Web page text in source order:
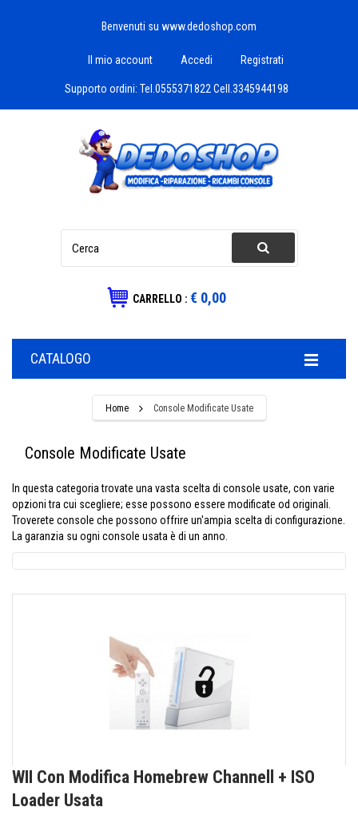
Benvenuti su www.dedoshop.com
Il mio account Accedi Registrati
Supporto ordini: Tel.0555371822 Cell.3345944198
CARRELLO : € 0,00
CATALOGO
Home Console Modificate Usate
Console Modificate Usate
In questa categoria trovate una vasta scelta di console usate, con varie
opzioni tra cui scegliere; esse possono essere modificate od originali.
Troverete console che possono offrire un'ampia scelta di configurazione.
La garanzia su ogni console usata è di un anno.
WII Con Modifica Homebrew Channell + ISO
Loader Usata